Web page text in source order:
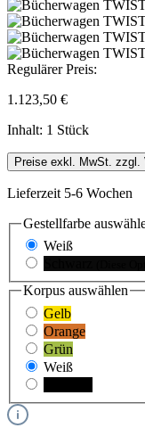
Regulärer Preis:
1.123,50 €
Inhalt: 1 Stück
Preise exkl. MwSt. zzgl.
Lieferzeit 5-6 Wochen
Gestellfarbe
Weiß
Korpus auswählen
Gelb
Orange
Grün
Weiß